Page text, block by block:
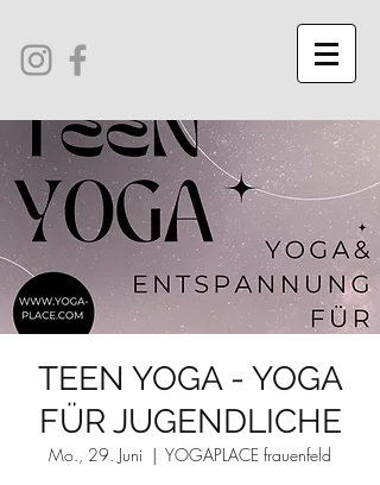
TEEN YOGA - YOGA
FÜR JUGENDLICHE
Mo., 29. Juni
  |
YOGAPLACE frauenfeld